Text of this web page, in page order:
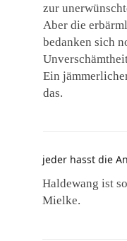
zur
Aber die
bedanken sich
Ein
das.
jeder hasst die
Haldewang ist
Mielke.